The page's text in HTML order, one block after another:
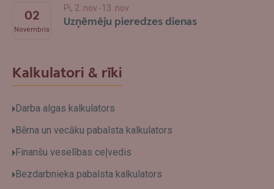
02
Novembris
Pi, 2. nov.-13. nov.
Uzņēmēju pieredzes dienas
Kalkulatori & rīki
Darba algas kalkulators
Bērna un vecāku pabalsta kalkulators
Finanšu veselības ceļvedis
Bezdarbnieka pabalsta kalkulators